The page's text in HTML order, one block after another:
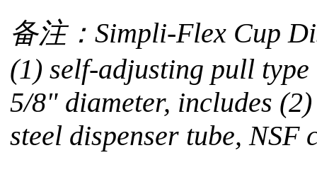
备注：Simpli-Flex Cup
(1) self-adjusting pull
5/8" diameter, includes
steel dispenser tube, NSF